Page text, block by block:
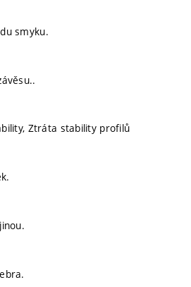
smyku.
Ztráta stability profilů